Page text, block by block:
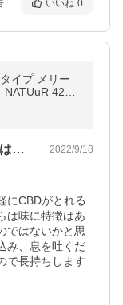
いいね 0
420
タバコは吸いませんが、このタイプは手軽… 2022/9/18
にCBDがとれる
は味に特徴はあ
ではないかと思
み、息を吐くだ
で長持ちします